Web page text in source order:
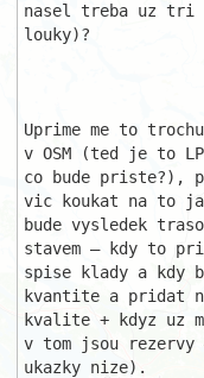
nasel treba uz tri
louky)?
Uprime me to
v OSM (ted je to
co bude priste?),
vic koukat na to
bude vysledek
stavem – kdy to
spise klady a kdy
kvantite a pridat
kvalite + kdyz uz
v tom jsou
ukazky nize).